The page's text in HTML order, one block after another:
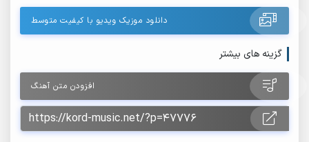
دانلود موزیک ویدیو با کیفیت متوسط
گزینه های بیشتر
افزودن متن آهنگ